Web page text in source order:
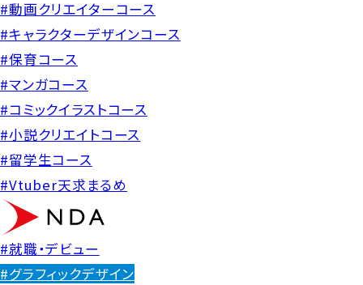
#動画クリエイターコース
#キャラクターデザインコース
#保育コース
#マンガコース
#コミックイラストコース
#小説クリエイトコース
#留学生コース
#Vtuber天求まるめ
#就職・デビュー
#グラフィックデザイン